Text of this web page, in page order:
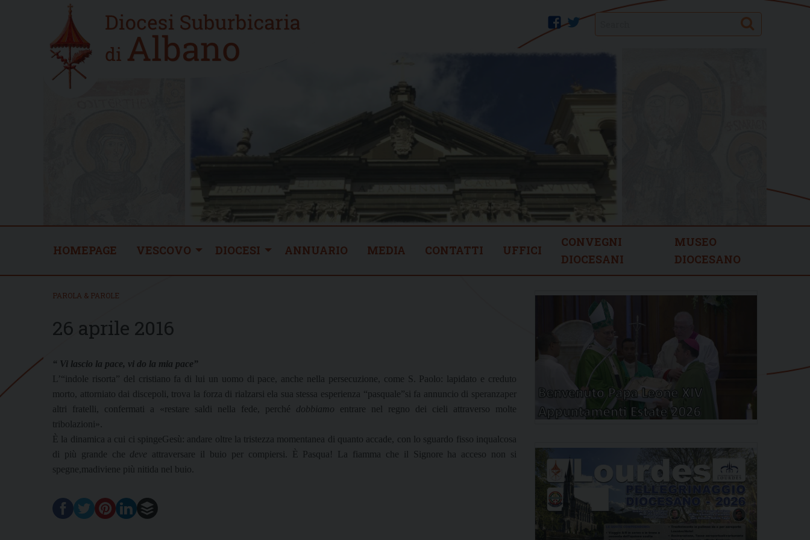
Home
new
twitter
facebook Search
HOMEPAGE VESCOVO DIOCESI ANNUARIO MEDIA CONTATTI UFFICI
CONVEGNI
DIOCESANI
MUSEO
DIOCESANO
PAROLA & PAROLE
26 aprile 2016
“ Vi lascio la pace, vi do la mia pace”
L’“indole risorta” del cristiano fa di lui un uomo di pace, anche nella persecuzione, come S. Paolo: lapidato e creduto
morto, attorniato dai discepoli, trova la forza di rialzarsi ela sua stessa esperienza “pasquale”si fa annuncio di speranzaper
altri fratelli, confermati a «restare saldi nella fede, perché dobbiamo entrare nel regno dei cieli attraverso molte
tribolazioni».
È la dinamica a cui ci spingeGesù: andare oltre la tristezza momentanea di quanto accade, con lo sguardo fisso inqualcosa
di più grande che deve attraversare il buio per compiersi. È Pasqua! La fiamma che il Signore ha acceso non si
spegne,madiviene più nitida nel buio.